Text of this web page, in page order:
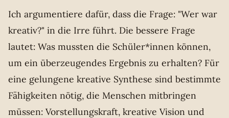
Ich argumentiere dafür, dass die Frage: "Wer war
kreativ?" in die Irre führt. Die bessere Frage
lautet: Was mussten die Schüler*innen können,
um ein überzeugendes Ergebnis zu erhalten? Für
eine gelungene kreative Synthese sind bestimmte
Fähigkeiten nötig, die Menschen mitbringen
müssen: Vorstellungskraft, kreative Vision und